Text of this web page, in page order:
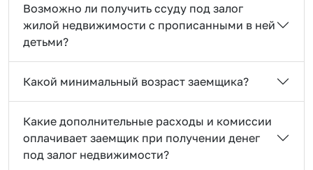
Возможно ли получить ссуду под залог
жилой недвижимости с прописанными в ней
детьми?
Какой минимальный возраст заемщика?
Какие дополнительные расходы и комиссии
оплачивает заемщик при получении денег
под залог недвижимости?